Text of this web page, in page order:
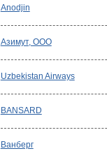
Anodjin
Азимут, ООО
Uzbekistan Airways
BANSARD
Ванберг